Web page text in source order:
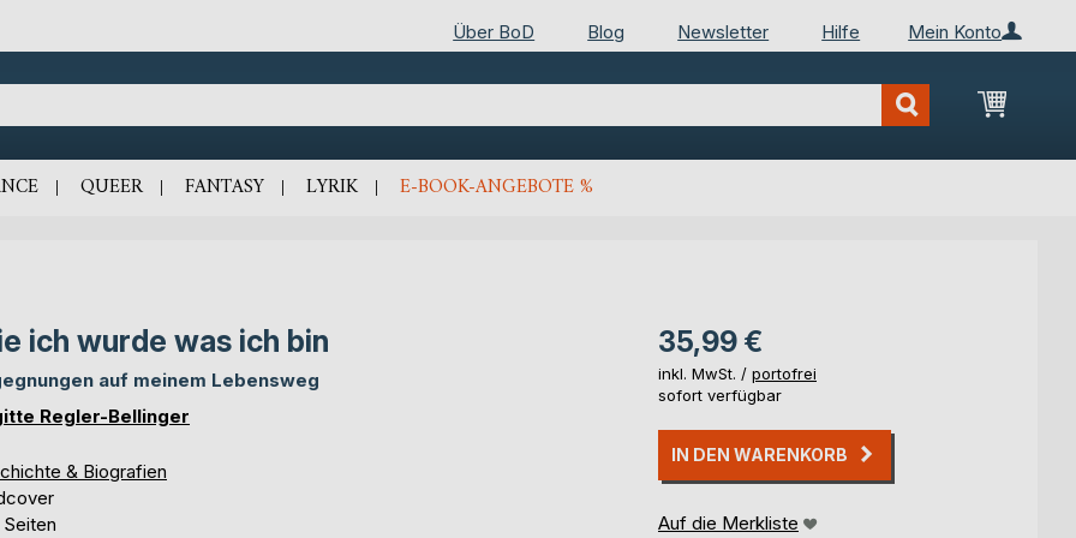
Mein Konto
Über BoD Blog Newsletter Hilfe
Mein
QUEER FANTASY LYRIK E-BOOK-ANGEBOTE %
ich wurde was ich bin
auf meinem Lebensweg
Regler-Bellinger
& Biografien
35,99 €
inkl. MwSt. / portofrei
sofort verfügbar
IN DEN WARENKORB
Auf die Merkliste